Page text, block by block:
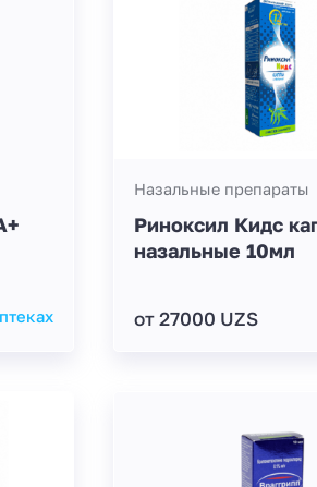
Назальные препараты
Риноксил Кидс
назальные 10мл
от 27000 UZS